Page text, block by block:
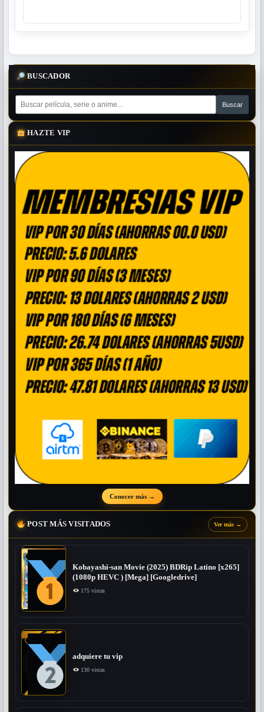
BUSCADOR
HAZTE VIP
Conocer más →
POST MÁS VISITADOS Ver más →
Kobayashi-san Movie (2025) BDRip Latino [x265]
(1080p HEVC ) [Mega] [Googledrive]
175 vistas
adquiere tu vip
130 vistas